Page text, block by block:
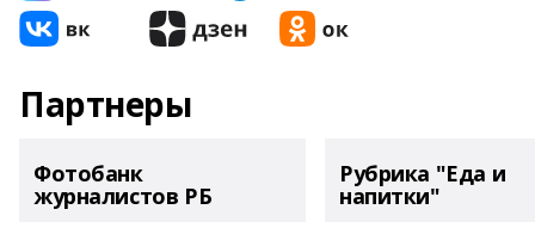
Партнеры
Фотобанк
журналистов РБ
Рубрика "Еда и
напитки"